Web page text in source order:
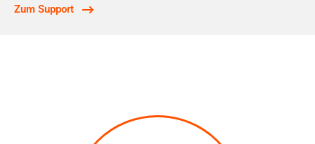
Zum Support